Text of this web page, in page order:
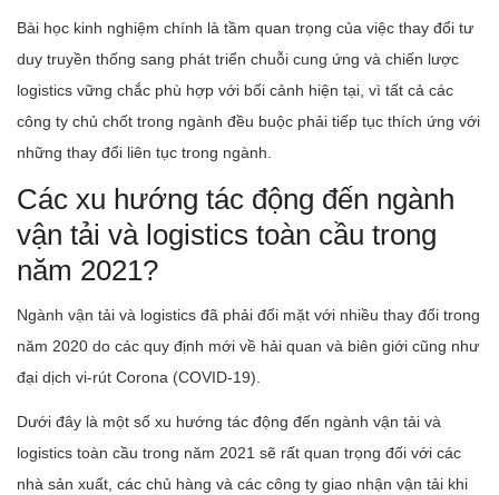
Bài học kinh nghiệm chính là tầm quan trọng của việc thay đổi tư
duy truyền thống sang phát triển chuỗi cung ứng và chiến lược
logistics vững chắc phù hợp với bối cảnh hiện tại, vì tất cả các
công ty chủ chốt trong ngành đều buộc phải tiếp tục thích ứng với
những thay đổi liên tục trong ngành.
Các xu hướng tác động đến ngành
vận tải và logistics toàn cầu trong
năm 2021?
Ngành vận tải và logistics đã phải đối mặt với nhiều thay đổi trong
năm 2020 do các quy định mới về hải quan và biên giới cũng như
đại dịch vi-rút Corona (COVID-19).
Dưới đây là một số xu hướng tác động đến ngành vận tải và
logistics toàn cầu trong năm 2021 sẽ rất quan trọng đối với các
nhà sản xuất, các chủ hàng và các công ty giao nhận vận tải khi